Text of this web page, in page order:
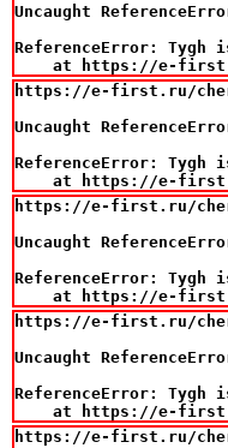
Uncaught
ReferenceError: Tygh
at https://e-
https://e-first.ru/
Uncaught
ReferenceError: Tygh
at https://e-
https://e-first.ru/
Uncaught
ReferenceError: Tygh
at https://e-
https://e-first.ru/
Uncaught
ReferenceError: Tygh
at https://e-
https://e-first.ru/